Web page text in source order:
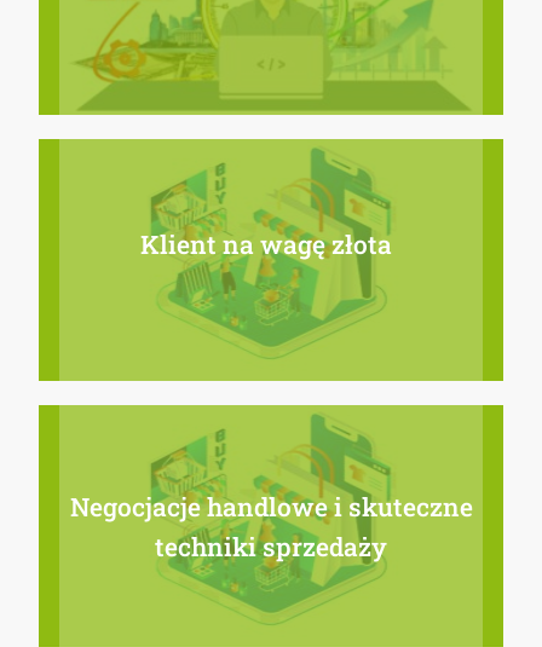
Klient na wagę złota
Negocjacje handlowe i skuteczne
techniki sprzedaży